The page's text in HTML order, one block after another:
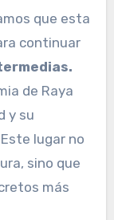
que esta
continuar
de Raya
y su
lugar no
sino que
más